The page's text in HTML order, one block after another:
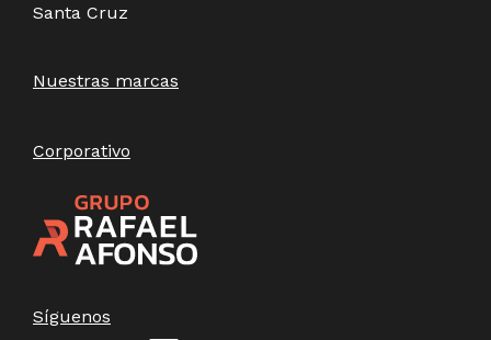
Santa Cruz
Nuestras marcas
Corporativo
Síguenos